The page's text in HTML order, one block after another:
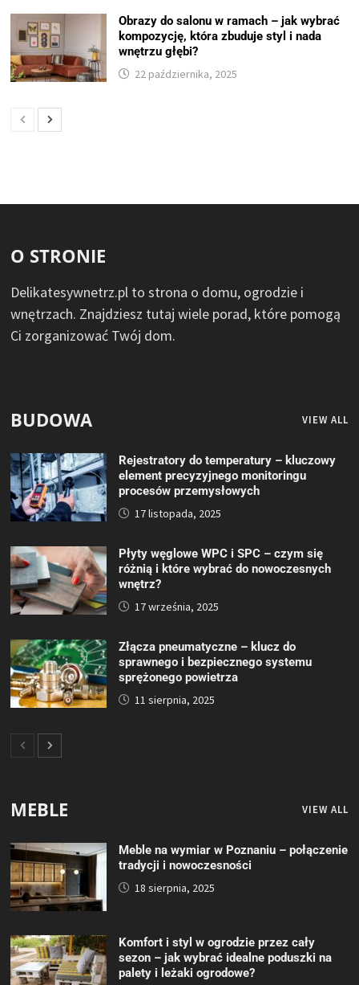
Obrazy do salonu w ramach – jak wybrać
kompozycję, która zbuduje styl i nada
wnętrzu głębi?
22 października, 2025
O STRONIE
Delikatesywnetrz.pl to strona o domu, ogrodzie i
wnętrzach. Znajdziesz tutaj wiele porad, które pomogą
Ci zorganizować Twój dom.
BUDOWA VIEW ALL
Rejestratory do temperatury – kluczowy
element precyzyjnego monitoringu
procesów przemysłowych
17 listopada, 2025
Płyty węglowe WPC i SPC – czym się
różnią i które wybrać do nowoczesnych
wnętrz?
17 września, 2025
Złącza pneumatyczne – klucz do
sprawnego i bezpiecznego systemu
sprężonego powietrza
11 sierpnia, 2025
MEBLE VIEW ALL
Meble na wymiar w Poznaniu – połączenie
tradycji i nowoczesności
18 sierpnia, 2025
Komfort i styl w ogrodzie przez cały
sezon – jak wybrać idealne poduszki na
palety i leżaki ogrodowe?